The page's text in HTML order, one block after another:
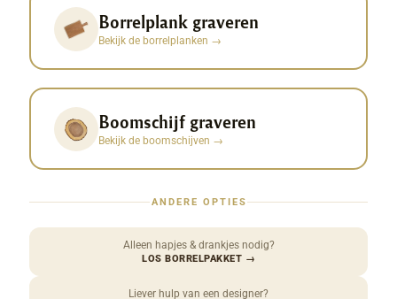
Borrelplank graveren
Bekijk de borrelplanken →
Boomschijf graveren
Bekijk de boomschijven →
ANDERE OPTIES
Alleen hapjes & drankjes nodig?
LOS BORRELPAKKET →
Liever hulp van een designer?